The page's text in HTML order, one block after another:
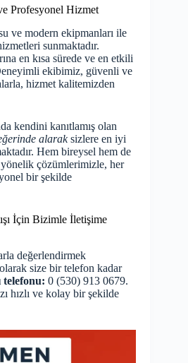
Profesyonel Hizmet
ve modern ekipmanları ile
sunmaktadır.
en kısa sürede ve en etkili
ekibimiz, güvenli ve
hizmet kalitemizden
kendini kanıtlamış olan
alaraksizlere en iyi
Hem bireysel hem de
çözümlerimizle, her
bir şekilde
İçin Bizimle İletişime
değerlendirmek
olarak size bir telefon kadar
telefonu: 0 (530) 913 0679.
hızlı ve kolay bir şekilde